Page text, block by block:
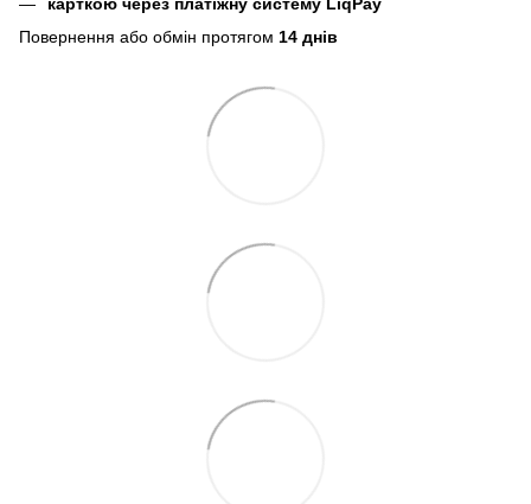
Повернення або обмін протягом 14 днів